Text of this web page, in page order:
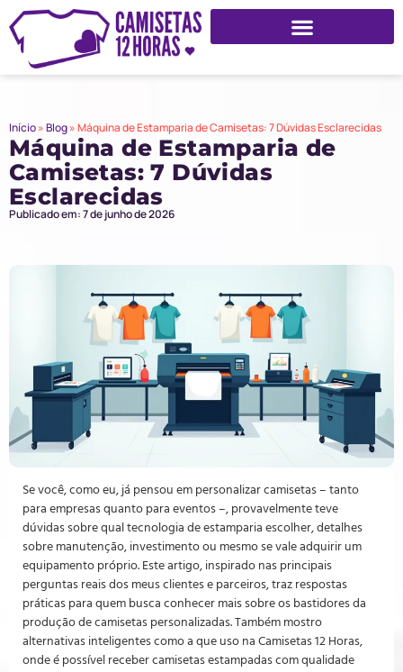
Início»Blog»Máquina de Estamparia de Camisetas: 7 Dúvidas Esclarecidas
Máquina de Estamparia de
Camisetas: 7 Dúvidas
Esclarecidas
Publicado em: 7 de junho de 2026
Se você, como eu, já pensou em personalizar camisetas – tanto
para empresas quanto para eventos –, provavelmente teve
dúvidas sobre qual tecnologia de estamparia escolher, detalhes
sobre manutenção, investimento ou mesmo se vale adquirir um
equipamento próprio. Este artigo, inspirado nas principais
perguntas reais dos meus clientes e parceiros, traz respostas
práticas para quem busca conhecer mais sobre os bastidores da
produção de camisetas personalizadas. Também mostro
alternativas inteligentes como a que uso na Camisetas 12 Horas,
onde é possível receber camisetas estampadas com qualidade